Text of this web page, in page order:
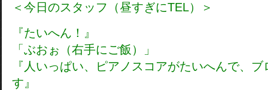
＜今日のスタッフ（昼すぎにTEL）＞
『たいへん！』
「ぶおぉ（右手にご飯）」
『人いっぱい、ピアノスコアがたいへんで、
す』